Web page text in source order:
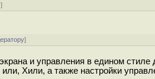
]
]
и управления в едином стиле
Xили, а также настройки